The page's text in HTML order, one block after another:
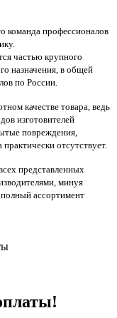
команда профессионалов
частью крупного
назначения, в общей
по России.
качестве товара, ведь
изготовителей
повреждения,
отсутствует.
представленных
минуя
ассортимент